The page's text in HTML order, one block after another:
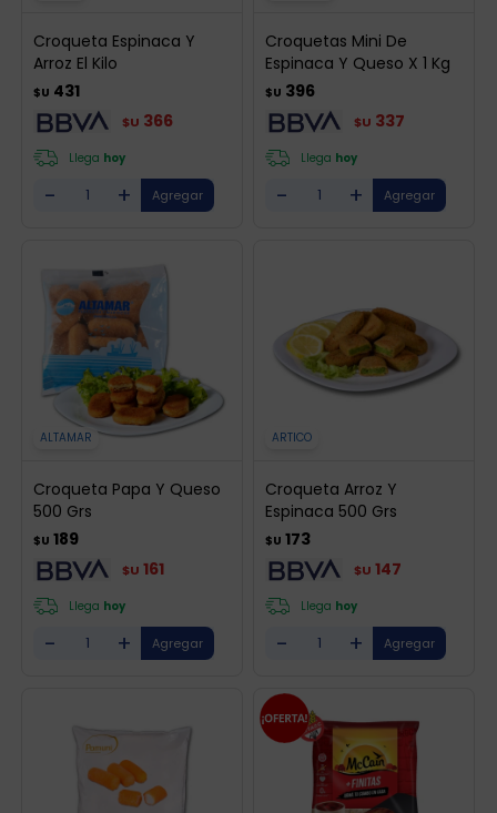
Croqueta Espinaca Y
Arroz El Kilo
$U 431
$U 366
Llega hoy
- +
Croquetas Mini De
Espinaca Y Queso X 1 Kg
$U 396
$U 337
Llega hoy
- +
ALTAMAR
Croqueta Papa Y Queso
500 Grs
$U 189
$U 161
Llega hoy
- +
ARTICO
Croqueta Arroz Y
Espinaca 500 Grs
$U 173
$U 147
Llega hoy
- +